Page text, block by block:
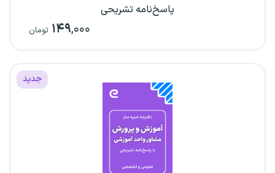
پاسخ‌نامه تشریحی
۱۴۹,۰۰۰ تومان
جدید